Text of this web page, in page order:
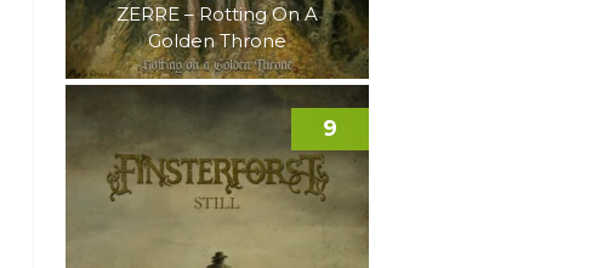
ZERRE – Rotting On A
Golden Throne
9